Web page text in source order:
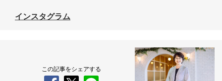
インスタグラム
この記事をシェアする